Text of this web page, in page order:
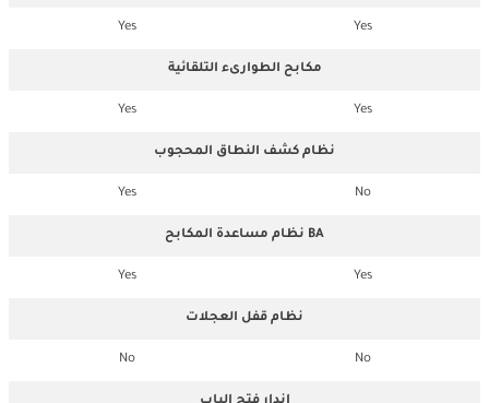
Yes
Yes
مكابح الطوارىء التلقائية
Yes
Yes
نظام كشف النطاق المحجوب
No
Yes
نظام مساعدة المكابح BA
Yes
Yes
نظام قفل العجلات
No
No